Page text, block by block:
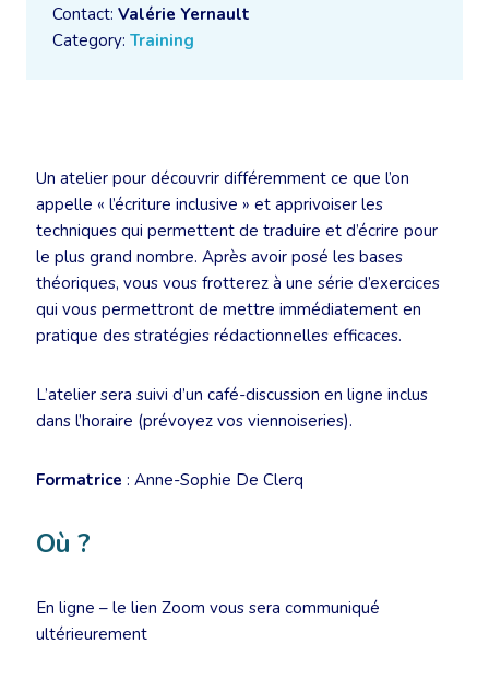
Contact: Valérie Yernault
Category: Training
Un atelier pour découvrir différemment ce que l’on
appelle « l’écriture inclusive » et apprivoiser les
techniques qui permettent de traduire et d’écrire pour
le plus grand nombre. Après avoir posé les bases
théoriques, vous vous frotterez à une série d’exercices
qui vous permettront de mettre immédiatement en
pratique des stratégies rédactionnelles efficaces.
L’atelier sera suivi d’un café-discussion en ligne inclus
dans l’horaire (prévoyez vos viennoiseries).
Formatrice : Anne-Sophie De Clerq
Où ?
En ligne – le lien Zoom vous sera communiqué
ultérieurement